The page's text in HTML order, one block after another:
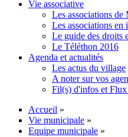
Vie associative
Les associations de
Les associations en
Le guide des droits
Le Téléthon 2016
Agenda et actualités
Les actus du village
A noter sur vos
Fil(s) d'infos et Flux
Accueil »
Vie municipale »
Equipe municipale »